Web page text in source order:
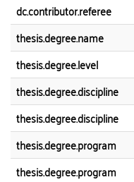
dc.contributor.referee
thesis.degree.name
thesis.degree.level
thesis.degree.discipline
thesis.degree.discipline
thesis.degree.program
thesis.degree.program